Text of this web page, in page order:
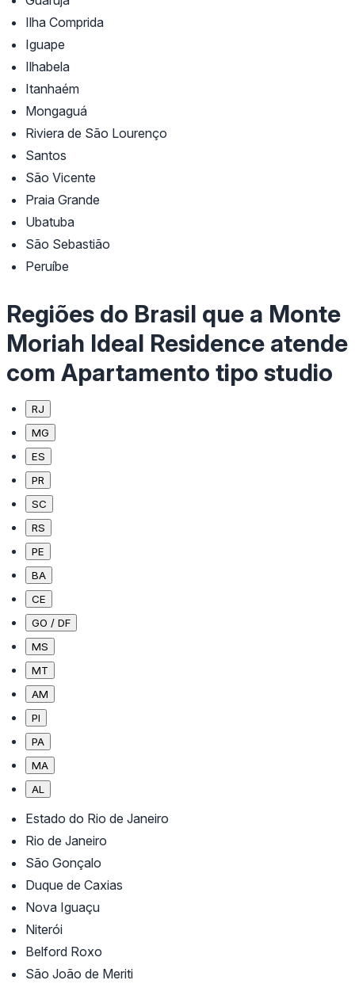
Ilha Comprida
Iguape
Ilhabela
Itanhaém
Mongaguá
Riviera de São Lourenço
Santos
São Vicente
Praia Grande
Ubatuba
São Sebastião
Peruíbe
Regiões do Brasil que a Monte
Moriah Ideal Residence atende
com Apartamento tipo studio
RJ
MG
ES
PR
SC
RS
PE
BA
CE
GO / DF
MS
MT
AM
PI
PA
MA
AL
Estado do Rio de Janeiro
Rio de Janeiro
São Gonçalo
Duque de Caxias
Nova Iguaçu
Niterói
Belford Roxo
São João de Meriti